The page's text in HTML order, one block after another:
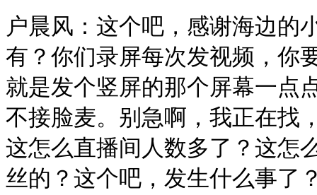
户晨风：这个吧，感谢海边的
有？你们录屏每次发视频，你
就是发个竖屏的那个屏幕一点
不接脸麦。别急啊，我正在找
这怎么直播间人数多了？这怎
丝的？这个吧，发生什么事了